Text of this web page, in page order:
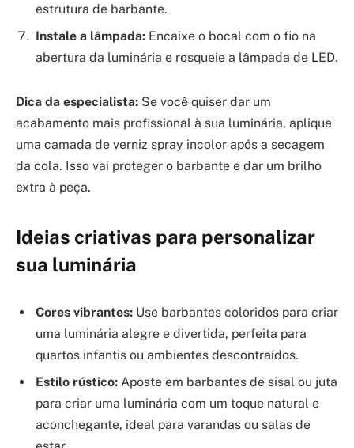
estrutura de barbante.
Instale a lâmpada: Encaixe o bocal com o fio na
abertura da luminária e rosqueie a lâmpada de LED.
Dica da especialista: Se você quiser dar um
acabamento mais profissional à sua luminária, aplique
uma camada de verniz spray incolor após a secagem
da cola. Isso vai proteger o barbante e dar um brilho
extra à peça.
Ideias criativas para personalizar
sua luminária
Cores vibrantes: Use barbantes coloridos para criar
uma luminária alegre e divertida, perfeita para
quartos infantis ou ambientes descontraídos.
Estilo rústico: Aposte em barbantes de sisal ou juta
para criar uma luminária com um toque natural e
aconchegante, ideal para varandas ou salas de